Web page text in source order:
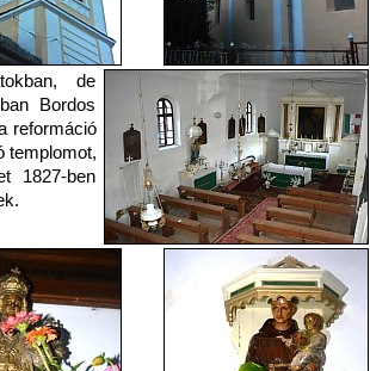
de
Bordos
reformáció
templomot,
1827-ben